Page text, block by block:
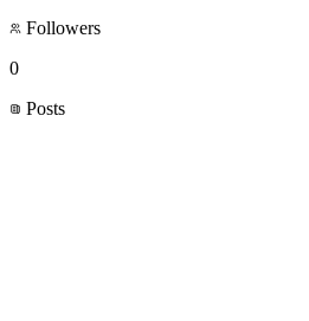
Followers
0
Posts